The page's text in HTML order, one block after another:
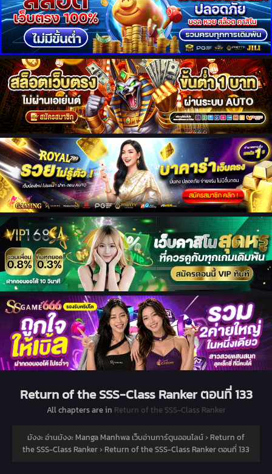
Return of the SSS-Class Ranker ตอนที่ 133
All chapters are in Return of the SSS-Class Ranker
มังงะ อ่านมังงะ Manga Manhwa เว็บอ่านการ์ตูนออนไลน์› Return of
the SSS-Class Ranker› Return of the SSS-Class Ranker ตอนที่ 133